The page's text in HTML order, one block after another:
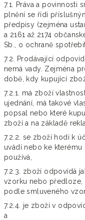
7.1. Práva a povinnosti
plnění se řídí
předpisy (zejména
a 2161 až 2174
Sb., o ochraně
7.2. Prodávající
nemá vady. Zejména
době, kdy kupující
7.2.1. má zboží
ujednání, má takové
popsal nebo které
zboží a na základě
7.2.2. se zboží hodí k
uvádí nebo ke
používá,
7.2.3. zboží odpovídá
vzorku nebo
podle smluveného
7.2.4. je zboží v
a